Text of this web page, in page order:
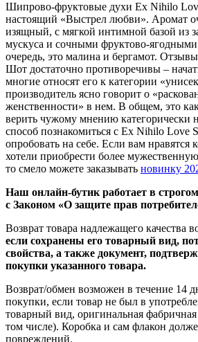
Шипрово-фруктовые духи Ex Nihilo
настоящий «Выстрел любви». Аромат
изящный, с мягкой интимной базой из
мускуса и сочными фруктово-
очередь, это малина и бергамот.
Шот достаточно противоречивы –
многие относят его к категории
производитель ясно говорит о
женственности» в нем. В общем, это как
верить чужому мнению категорически
способ познакомиться с Ex Nihilo Love
опробовать на себе. Если вам
хотели приобрести более
то смело можете заказывать новинку
Наш онлайн-бутик работает в
с Законом «О защите прав
Возврат товара надлежащего качества
если сохранены его товарный вид,
свойства, а также документ,
покупки указанного товара.
Возврат/обмен возможен в течение 14
покупки, если товар не был в
товарный вид, оригинальная
том числе). Коробка и сам флакон
повреждений.